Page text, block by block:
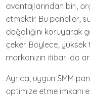
avantajlarından biri,
etmektir. Bu paneller,
doğallığını koruyarak
çeker. Böylece, yüksek
markanızın itibarı da
Ayrıca, uygun SMM
optimize etme imkanı